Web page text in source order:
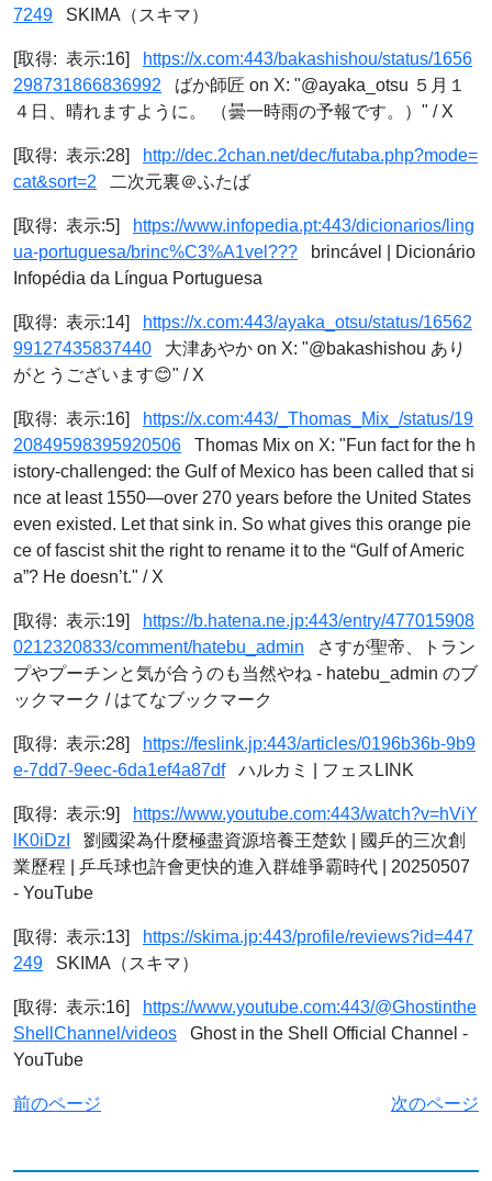
7249 SKIMA（スキマ）
[取得: 表示:16]
https://x.com:443/bakashishou/status/1656
298731866836992 ばか師匠 on X: "@ayaka_otsu ５月１
４日、晴れますように。 （曇一時雨の予報です。）" / X
[取得: 表示:28]
http://dec.2chan.net/dec/futaba.php?mode=
cat&sort=2 二次元裏＠ふたば
[取得: 表示:5]
https://www.infopedia.pt:443/dicionarios/ling
ua-portuguesa/brinc%C3%A1vel??? brincável | Dicionário
Infopédia da Língua Portuguesa
[取得: 表示:14]
https://x.com:443/ayaka_otsu/status/16562
99127435837440 大津あやか on X: "@bakashishou あり
がとうございます😊" / X
[取得: 表示:16]
https://x.com:443/_Thomas_Mix_/status/19
20849598395920506 Thomas Mix on X: "Fun fact for the h
istory-challenged: the Gulf of Mexico has been called that si
nce at least 1550—over 270 years before the United States
even existed. Let that sink in. So what gives this orange pie
ce of fascist shit the right to rename it to the “Gulf of Americ
a”? He doesn’t." / X
[取得: 表示:19]
https://b.hatena.ne.jp:443/entry/477015908
0212320833/comment/hatebu_admin さすが聖帝、トラン
プやプーチンと気が合うのも当然やね - hatebu_admin のブ
ックマーク / はてなブックマーク
[取得: 表示:28]
https://feslink.jp:443/articles/0196b36b-9b9
e-7dd7-9eec-6da1ef4a87dfハルカミ | フェスLINK
[取得: 表示:9]
https://www.youtube.com:443/watch?v=hViY
lK0iDzI
劉國梁為什麼極盡資源培養王楚欽 | 國乒的三次創
業歷程 | 乒乓球也許會更快的進入群雄爭霸時代 | 20250507
- YouTube
[取得: 表示:13]
https://skima.jp:443/profile/reviews?id=447
249 SKIMA（スキマ）
[取得: 表示:16]
https://www.youtube.com:443/@Ghostinthe
ShellChannel/videos Ghost in the Shell Official Channel -
YouTube
前のページ 次のページ